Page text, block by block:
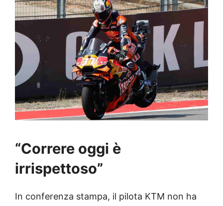
“Correre oggi è
irrispettoso”
In conferenza stampa, il pilota KTM non ha